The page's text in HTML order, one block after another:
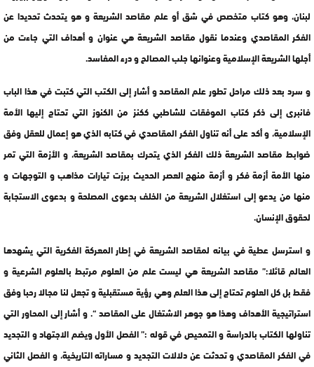
لبنان، وهو كتاب متخصص في شق أو علم مقاصد الشريعة و هو يتحدث تحديدا عن
الفكر المقاصدي وعندما نقول مقاصد الشريعة هي عنوان و أهداف التي جاءت من
أجلها الشريعة الإسلامية وعنوانها جلب المصالح و درء المفاسد.
و سرد بعد ذلك مراحل تطور علم المقاصد و أشار إلى الكتب التي كتبت في هذا الباب
فانبرى إلى ذكر كتاب الموفقات للشاطبي ككنز من الكنوز التي تحتاج إليها الأمة
الإسلامية، و أكد على أنه تناول الفكر المقاصدي في كتابه الذي هو إعمال للعقل وفق
ضوابط مقاصد الشريعة ذلك الفكر الذي يتحرك بمقاصد الشريعة، و الأزمة التي تمر
منها الأمة أزمة فكر و أزمة منهج العصر الحديث برزت تيارات مذاهب و التوجهات و
منها من يدعو إلى استغلال الشريعة من الخلف بدعوى المصلحة و بدعوى الاستجابة
لحقوق الإنسان.
و استرسل عطية في بيانه لمقاصد الشريعة في إطار المعركة الفكرية التي يشهدها
العالم قائلا:” مقاصد الشريعة هي ليست علم من العلوم مرتبط بالعلوم الشرعية و
فقط بل كل العلوم تحتاج إلى هذا العلم وهي رؤية مستقبلية و تجعل لنا مجالا رحبا وفق
استراتيجية الأهداف وهذا هو جوهر الاشتغال على المقاصد “. و أشار إلى المحاور التي
تناولها الكتاب بالدراسة و التمحيص في قوله :” الفصل الأول ويضم الاجتهاد و التجديد
في الفكر المقاصدي و تحدثت عن دلالات التجديد و مساراته التاريخية، و الفصل الثاني